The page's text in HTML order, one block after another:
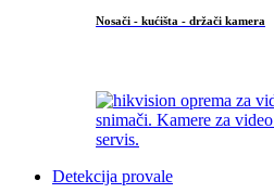
Nosači - kućišta - držači kamera
Detekcija provale